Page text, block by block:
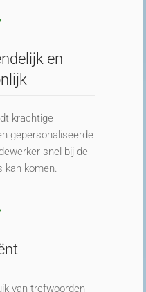
en
krachtige
gepersonaliseerde
snel bij de
kan komen.
van trefwoorden,